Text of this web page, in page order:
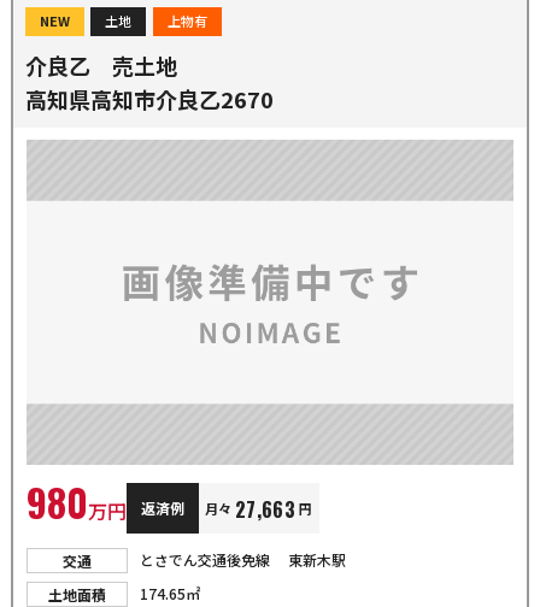
NEW 土地 上物有
介良乙 売土地
高知県高知市介良乙2670
980万円 返済例 月々 27,663 円
交通
とさでん交通後免線 東新木駅
土地面積
174.65㎡